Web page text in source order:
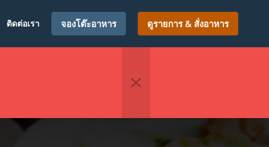
ติดต่อเรา จองโต๊ะอาหาร ดูรายการ & สั่งอาหาร